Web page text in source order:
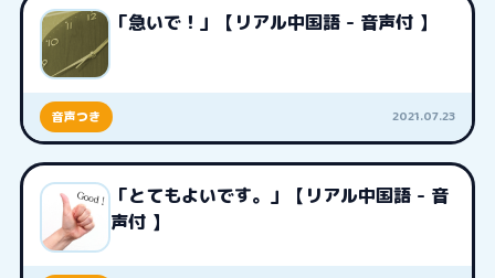
「急いで！」【リアル中国語 - 音声付 】
音声つき 2021.07.23
「とてもよいです。」【リアル中国語 - 音
声付 】